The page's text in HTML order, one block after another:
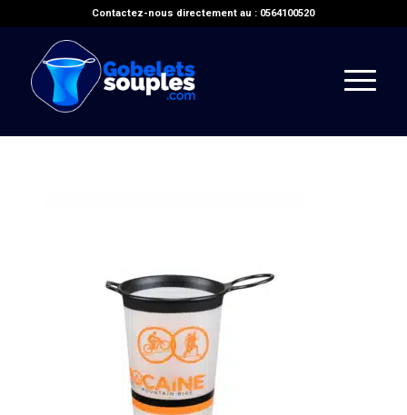
Contactez-nous directement au : 0564100520